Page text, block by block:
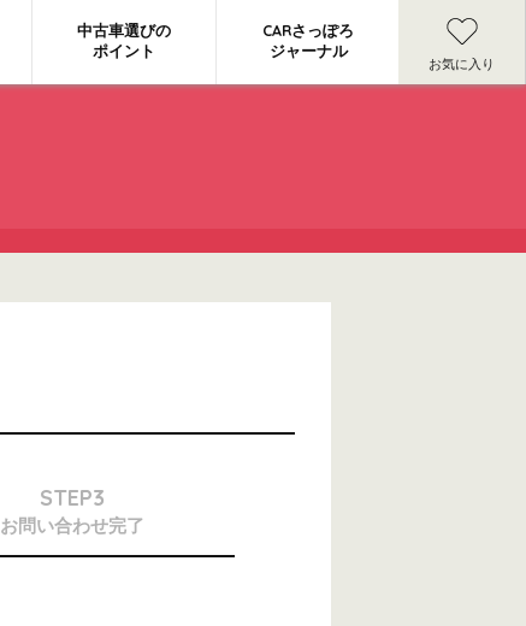
中古車選びの
ポイント
CARさっぽろ
ジャーナル
お気に入り
STEP3
お問い合わせ完了